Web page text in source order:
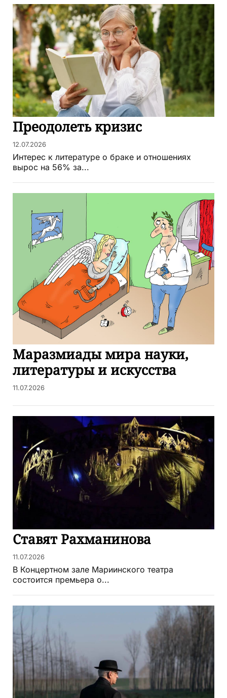
Преодолеть кризис
12.07.2026
Интерес к литературе о браке и отношениях
вырос на 56% за...
Маразмиады мира науки,
литературы и искусства
11.07.2026
Ставят Рахманинова
11.07.2026
В Концертном зале Мариинского театра
состоится премьера о...